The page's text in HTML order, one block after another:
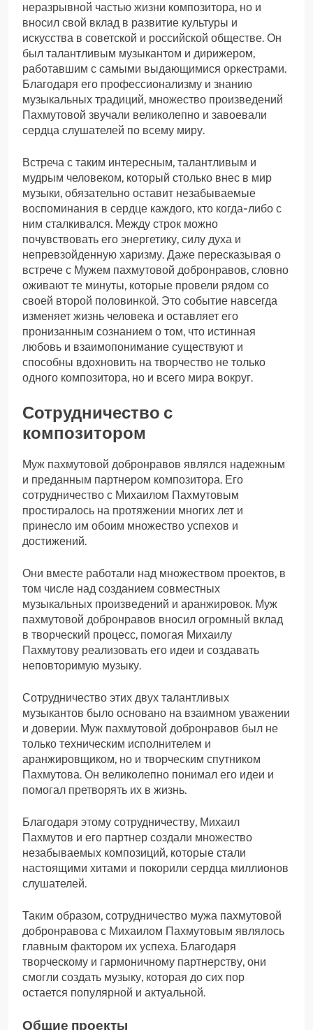
неразрывной частью жизни композитора, но и
вносил свой вклад в развитие культуры и
искусства в советской и российской обществе. Он
был талантливым музыкантом и дирижером,
работавшим с самыми выдающимися оркестрами.
Благодаря его профессионализму и знанию
музыкальных традиций, множество произведений
Пахмутовой звучали великолепно и завоевали
сердца слушателей по всему миру.
Встреча с таким интересным, талантливым и
мудрым человеком, который столько внес в мир
музыки, обязательно оставит незабываемые
воспоминания в сердце каждого, кто когда-либо с
ним сталкивался. Между строк можно
почувствовать его энергетику, силу духа и
непревзойденную харизму. Даже пересказывая о
встрече с Мужем пахмутовой добронравов, словно
оживают те минуты, которые провели рядом со
своей второй половинкой. Это событие навсегда
изменяет жизнь человека и оставляет его
пронизанным сознанием о том, что истинная
любовь и взаимопонимание существуют и
способны вдохновить на творчество не только
одного композитора, но и всего мира вокруг.
Сотрудничество с
композитором
Муж пахмутовой добронравов являлся надежным
и преданным партнером композитора. Его
сотрудничество с Михаилом Пахмутовым
простиралось на протяжении многих лет и
принесло им обоим множество успехов и
достижений.
Они вместе работали над множеством проектов, в
том числе над созданием совместных
музыкальных произведений и аранжировок. Муж
пахмутовой добронравов вносил огромный вклад
в творческий процесс, помогая Михаилу
Пахмутову реализовать его идеи и создавать
неповторимую музыку.
Сотрудничество этих двух талантливых
музыкантов было основано на взаимном уважении
и доверии. Муж пахмутовой добронравов был не
только техническим исполнителем и
аранжировщиком, но и творческим спутником
Пахмутова. Он великолепно понимал его идеи и
помогал претворять их в жизнь.
Благодаря этому сотрудничеству, Михаил
Пахмутов и его партнер создали множество
незабываемых композиций, которые стали
настоящими хитами и покорили сердца миллионов
слушателей.
Таким образом, сотрудничество мужа пахмутовой
добронравова с Михаилом Пахмутовым являлось
главным фактором их успеха. Благодаря
творческому и гармоничному партнерству, они
смогли создать музыку, которая до сих пор
остается популярной и актуальной.
Общие проекты